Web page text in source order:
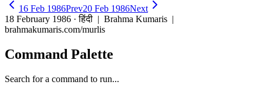
16 Feb 1986Prev20 Feb 1986Next
18 February 1986 · हिंदी | Brahma Kumaris |
brahmakumaris.com/murlis
Command Palette
Search for a command to run...